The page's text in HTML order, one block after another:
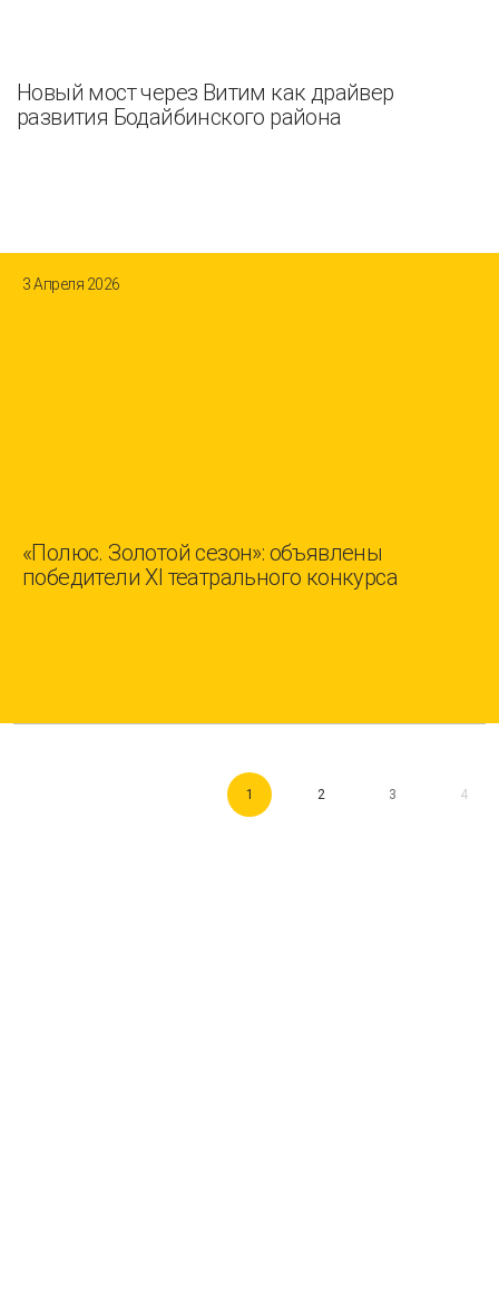
Новый мост через Витим как драйвер
развития Бодайбинского района
3 Апреля 2026
«Полюс. Золотой сезон»: объявлены
победители XI театрального конкурса
1 2 3 4